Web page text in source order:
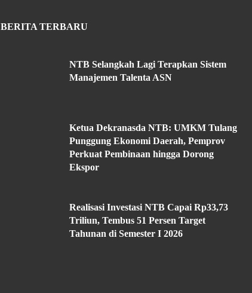
BERITA TERBARU
NTB Selangkah Lagi Terapkan Sistem
Manajemen Talenta ASN
Ketua Dekranasda NTB: UMKM Tulang
Punggung Ekonomi Daerah, Pemprov
Perkuat Pembinaan hingga Dorong
Ekspor
Realisasi Investasi NTB Capai Rp33,73
Triliun, Tembus 51 Persen Target
Tahunan di Semester I 2026